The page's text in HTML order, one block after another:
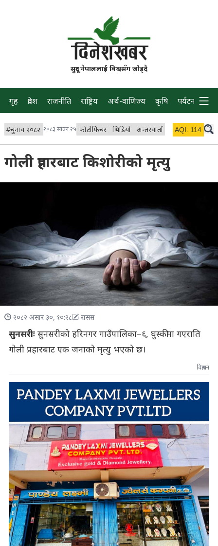
सुदूर नेपाललाई विश्वसँग जोड्दै
गृह प्रदेश राजनीति राष्ट्रिय अर्थ-वाणिज्य कृषि पर्यटन प्रवास
#चुनाव २०८२ २०८३ साउन २५ फोटोफिचर भिडियो अन्तरवार्ता विचार/ब्लग
AQI: 114
गोली प्रहारबाट किशोरीको मृत्यु
२०८२ असार ३०, १०:२८ रासस
सुनसरीः सुनसरीको हरिनगर गाउँपालिका–६, घुस्कीमा गएराति
गोली प्रहारबाट एक जनाको मृत्यु भएको छ।
विज्ञापन